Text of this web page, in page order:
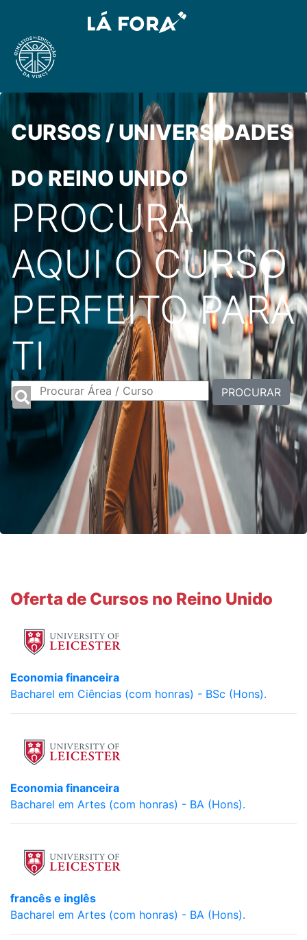
CURSOS / UNIVERSIDADES
DO REINO UNIDO
PROCURA
AQUI O CURSO
PERFEITO PARA
TI
PROCURAR
Oferta de Cursos no Reino Unido
Economia financeira
Bacharel em Ciências (com honras) - BSc (Hons).
Economia financeira
Bacharel em Artes (com honras) - BA (Hons).
francês e inglês
Bacharel em Artes (com honras) - BA (Hons).